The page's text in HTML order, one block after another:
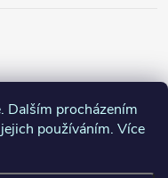
Dalším procházením
používáním. Více